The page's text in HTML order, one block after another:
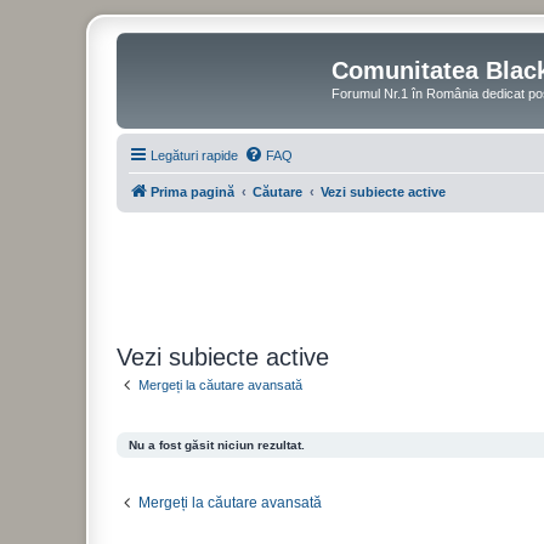
Comunitatea
Forumul Nr.1 în România dedicat
Legături rapide FAQ
Prima pagină Căutare Vezi subiecte active
Vezi subiecte active
Mergeți la căutare avansată
Nu a fost găsit niciun rezultat.
Mergeți la căutare avansată